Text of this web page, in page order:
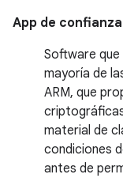
App de
Software
mayoría de
ARM, que
material de
condiciones
antes de